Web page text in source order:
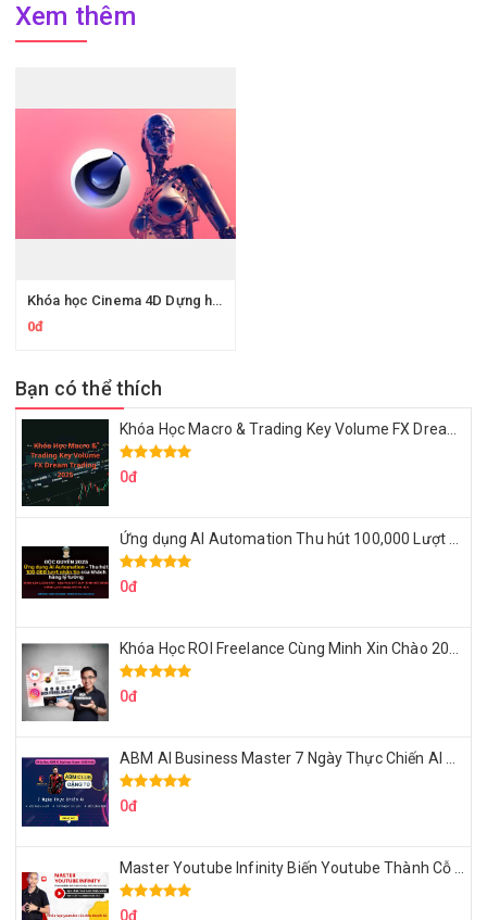
Xem thêm
Khóa học Cinema 4D Dựng hình, Render Cơ bản
0đ
Bạn có thể thích
0đ
0đ
0đ
0đ
0đ